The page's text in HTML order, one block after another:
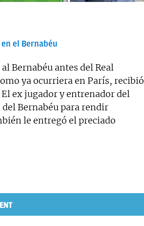
el Bernabéu
al Bernabéu antes del Real
ya ocurriera en París, recibió
ex jugador y entrenador del
Bernabéu para rendir
le entregó el preciado